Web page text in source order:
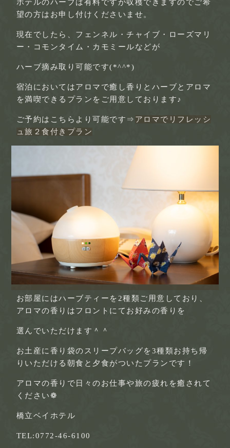
ホテルのハーブは有料ですが収穫できますのでご希
望の方はお申し付けくださいませ。
現在でしたら、フェンネル・チャイブ・ローズマリ
ー・コモンタイム・カモミールなどが
ハーブ摘み取り可能です(*^^*)
宿泊においてはアロマで癒し香りとハーブとアロマ
を満喫できるプランをご用意しております♪
ご予約はこちらより可能です⇒ アロマでリフレッシ
ュ旅２食付きプラン
お部屋にはハーブティーを2種類ご用意しており、
アロマの香りはフロントにてお好みの香りを
選んでいただけます＾＾
お土産に香り袋のスリープバッグを3種類お持ち帰
りいただける朝食と夕食がついたプランです！
アロマの香りで日々のお仕事や旅の疲れを癒されて
ください❁
橋立ベイホテル
TEL:0772-46-6100